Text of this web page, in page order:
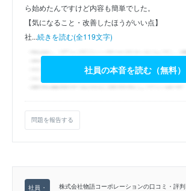
ら始めたんですけど内容も簡単でした。
【気になること・改善したほうがいい点】
社...続きを読む(全119文字)
社員の本音を読む（無料）
問題を報告する
株式会社物語コーポレーションの口コミ・評判